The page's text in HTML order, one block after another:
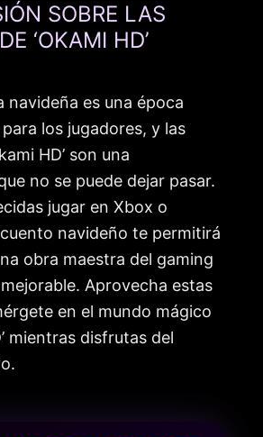
SOBRE LAS
‘OKAMI HD’
navideña es una época
los jugadores, y las
HD’ son una
no se puede dejar pasar.
jugar en Xbox o
navideño te permitirá
obra maestra del gaming
Aprovecha estas
en el mundo mágico
mientras disfrutas del